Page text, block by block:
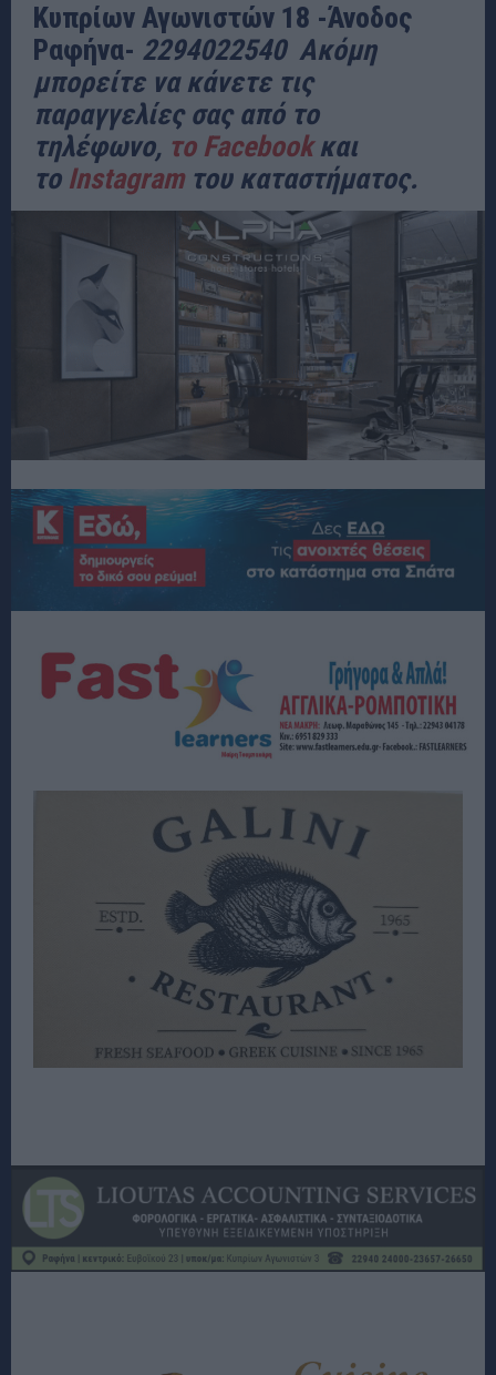
Κυπρίων Αγωνιστών 18 -Άνοδος
Ραφήνα- 2294022540 Ακόμη
μπορείτε να κάνετε τις
παραγγελίες σας από το
τηλέφωνο, το Facebookκαι
το Instagramτου καταστήματος.